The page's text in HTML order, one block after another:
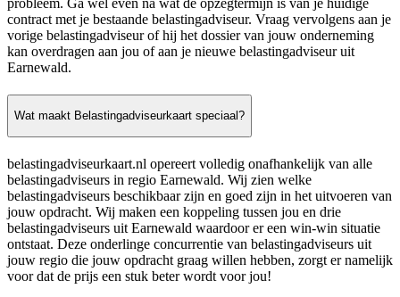
contract met je bestaande belastingadviseur. Vraag vervolgens aan je
vorige belastingadviseur of hij het dossier van jouw onderneming
kan overdragen aan jou of aan je nieuwe belastingadviseur uit
Earnewald.
Wat maakt Belastingadviseurkaart speciaal?
belastingadviseurkaart.nl opereert volledig onafhankelijk van alle
belastingadviseurs in regio Earnewald. Wij zien welke
belastingadviseurs beschikbaar zijn en goed zijn in het uitvoeren van
jouw opdracht. Wij maken een koppeling tussen jou en drie
belastingadviseurs uit Earnewald waardoor er een win-win situatie
ontstaat. Deze onderlinge concurrentie van belastingadviseurs uit
jouw regio die jouw opdracht graag willen hebben, zorgt er namelijk
voor dat de prijs een stuk beter wordt voor jou!